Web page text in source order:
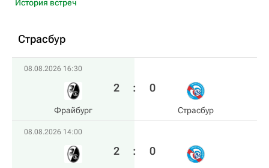
История встреч
Страсбур
08.08.2026 16:30
Фрайбург
2 : 0
Страсбур
08.08.2026 14:00
2 : 0